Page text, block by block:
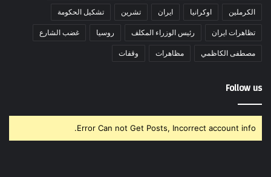
الكرملين اوكرانيا ايران تشرين تشكيل الحكومة
تظاهرات ايران رئيس الوزراء المكلف روسيا غضب الشارع
مصطفى الكاظمي مظاهرات وقفات
Follow us
Error Can not Get Posts, Incorrect account info.